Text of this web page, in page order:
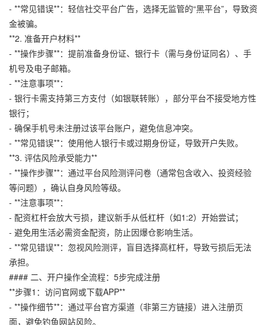
- **常见错误**：轻信社交平台广告，选择无监管的“黑平台”，导致资
金被骗。
**2. 准备开户材料**
- **操作步骤**：提前准备身份证、银行卡（需与身份证同名）、手
机号及电子邮箱。
- **注意事项**：
- 银行卡需支持第三方支付（如银联转账），部分平台不接受地方性
银行；
- 确保手机号未注册过该平台账户，避免信息冲突。
- **常见错误**：使用他人银行卡或过期身份证，导致开户失败。
**3. 评估风险承受能力**
- **操作步骤**：通过平台风险测评问卷（通常包含收入、投资经验
等问题），确认自身风险等级。
- **注意事项**：
- 配资杠杆会放大亏损，建议新手从低杠杆（如1:2）开始尝试；
- 避免用生活必需资金配资，防止因爆仓影响生活。
- **常见错误**：忽视风险测评，盲目选择高杠杆，导致亏损后无法
承担。
#### 二、开户操作全流程：5步完成注册
**步骤1：访问官网或下载APP**
- **操作细节**：通过平台官方渠道（非第三方链接）进入注册页
面，避免钓鱼网站风险。